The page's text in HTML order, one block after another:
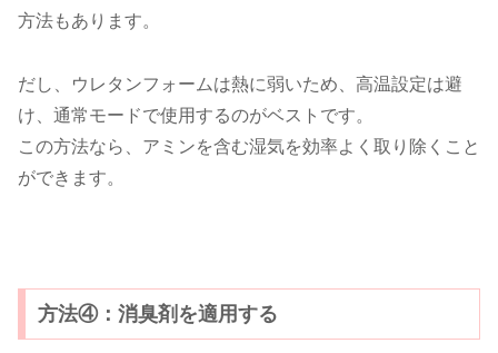
方法もあります。
だし、ウレタンフォームは熱に弱いため、高温設定は避
け、通常モードで使用するのがベストです。
この方法なら、アミンを含む湿気を効率よく取り除くこと
ができます。
方法④：消臭剤を適用する